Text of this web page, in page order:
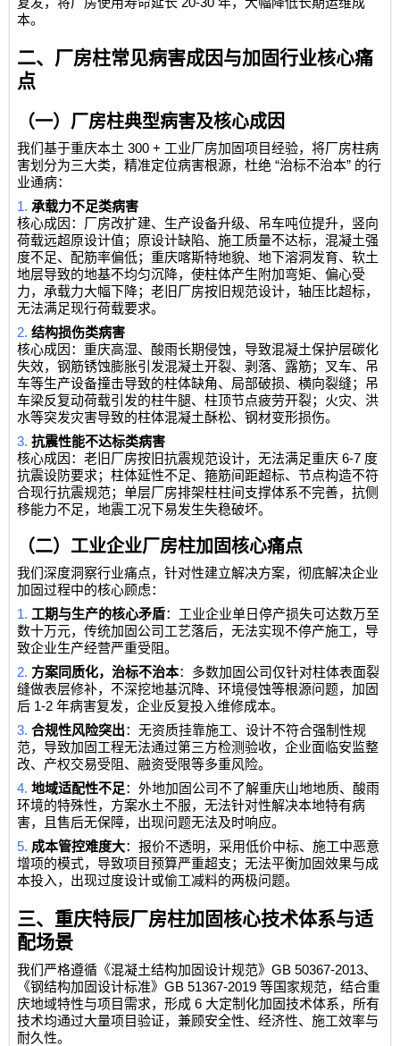
复发，将厂房使用寿命延长
年，大幅降低长期运维成
本。
二、厂房柱常见病害成因与加固行业核心痛
点
（一）厂房柱典型病害及核心成因
我们基于重庆本土 300 + 工业厂房加固项目经验，将厂房柱病
害划分为三大类，精准定位病害根源，杜绝“治标不治本” 的行
业通病：
1.承载力不足类病害
核心成因：厂房改扩建、生产设备升级、吊车吨位提升，竖向
荷载远超原设计值；原设计缺陷、施工质量不达标，混凝土强
度不足、配筋率偏低；重庆喀斯特地貌、地下溶洞发育、软土
地层导致的地基不均匀沉降，使柱体产生附加弯矩、偏心受
力，承载力大幅下降；老旧厂房按旧规范设计，轴压比超标，
无法满足现行荷载要求。
2.结构损伤类病害
核心成因：重庆高湿、酸雨长期侵蚀，导致混凝土保护层碳化
失效，钢筋锈蚀膨胀引发混凝土开裂、剥落、露筋；叉车、吊
车等生产设备撞击导致的柱体缺角、局部破损、横向裂缝；吊
车梁反复动荷载引发的柱牛腿、柱顶节点疲劳开裂；火灾、洪
水等突发灾害导致的柱体混凝土酥松、钢材变形损伤。
3.抗震性能不达标类病害
核心成因：老旧厂房按旧抗震规范设计，无法满足重庆 6-7 度
抗震设防要求；柱体延性不足、箍筋间距超标、节点构造不符
合现行抗震规范；单层厂房排架柱柱间支撑体系不完善，抗侧
移能力不足，地震工况下易发生失稳破坏。
（二）工业企业厂房柱加固核心痛点
我们深度洞察行业痛点，针对性建立解决方案，彻底解决企业
加固过程中的核心顾虑：
1. 工期与生产的核心矛盾：工业企业单日停产损失可达数万至
数十万元，传统加固公司工艺落后，无法实现不停产施工，导
致企业生产经营严重受阻。
2. 方案同质化，治标不治本：多数加固公司仅针对柱体表面裂
缝做表层修补，不深挖地基沉降、环境侵蚀等根源问题，加固
后 1-2年病害复发，企业反复投入维修成本。
3.合规性风险突出：无资质挂靠施工、设计不符合强制性规
范，导致加固工程无法通过第三方检测验收，企业面临安监整
改、产权交易受阻、融资受限等多重风险。
4.地域适配性不足：外地加固公司不了解重庆山地地质、酸雨
环境的特殊性，方案水土不服，无法针对性解决本地特有病
害，且售后无保障，出现问题无法及时响应。
5. 成本管控难度大：报价不透明，采用低价中标、施工中恶意
增项的模式，导致项目预算严重超支；无法平衡加固效果与成
本投入，出现过度设计或偷工减料的两极问题。
三、重庆特辰厂房柱加固核心技术体系与适
配场景
我们严格遵循《混凝土结构加固设计规范》GB 50367-2013、
《钢结构加固设计标准》GB 51367-2019等国家规范，结合重
庆地域特性与项目需求，形成6 大定制化加固技术体系，所有
技术均通过大量项目验证，兼顾安全性、经济性、施工效率与
耐久性。